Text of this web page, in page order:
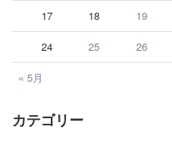
« 5月
17 18 19
24 25 26
カテゴリー